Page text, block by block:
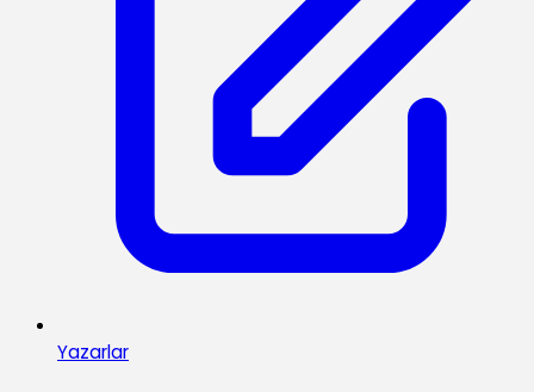
Yazarlar